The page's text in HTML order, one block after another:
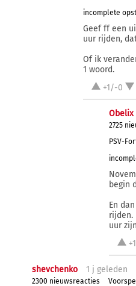
incomplete
Geef ff een
uur rijden,
Of ik
1 woord.
+1/-0
Obelix
2725
PSV-
begin
En
rijden.
uur
shevchenko 1 j geleden
2300 nieuwsreacties